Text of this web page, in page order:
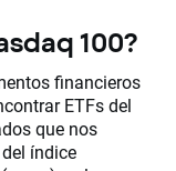
100?
financieros
ETFs del
que nos
índice